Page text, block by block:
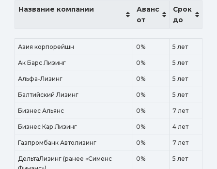
Название компании
Аванс
от
Срок
до
Название компании
Аванс
Срок
Азия корпорейшн 0% 5 лет
Ак Барс Лизинг 0% 5 лет
Альфа-Лизинг 0% 5 лет
Балтийский Лизинг 0% 5 лет
Бизнес Альянс 0% 7 лет
Бизнес Кар Лизинг 0% 4 лет
Газпромбанк Автолизинг 0% 7 лет
ДельтаЛизинг (ранее «Сименс
0% 5 лет